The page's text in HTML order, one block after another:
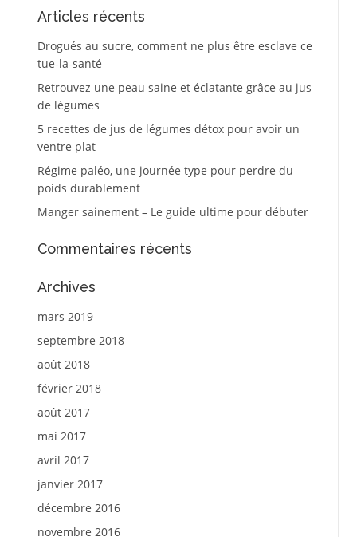
Articles récents
Drogués au sucre, comment ne plus être esclave ce
tue-la-santé
Retrouvez une peau saine et éclatante grâce au jus
de légumes
5 recettes de jus de légumes détox pour avoir un
ventre plat
Régime paléo, une journée type pour perdre du
poids durablement
Manger sainement – Le guide ultime pour débuter
Commentaires récents
Archives
mars 2019
septembre 2018
août 2018
février 2018
août 2017
mai 2017
avril 2017
janvier 2017
décembre 2016
novembre 2016